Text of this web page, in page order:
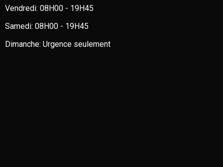
Vendredi: 08H00 - 19H45
Samedi: 08H00 - 19H45
Dimanche: Urgence seulement